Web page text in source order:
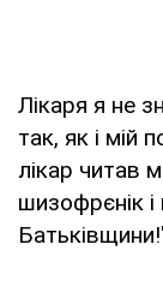
Лікаря я не
так, як і мій
лікар читав
шизофрєнік